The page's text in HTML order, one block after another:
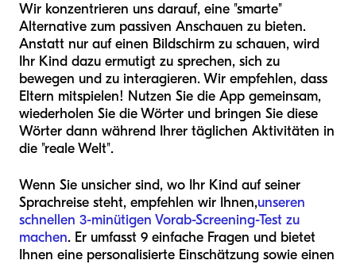
Wir konzentrieren uns darauf, eine "smarte"
Alternative zum passiven Anschauen zu bieten.
Anstatt nur auf einen Bildschirm zu schauen, wird
Ihr Kind dazu ermutigt zu sprechen, sich zu
bewegen und zu interagieren. Wir empfehlen, dass
Eltern mitspielen! Nutzen Sie die App gemeinsam,
wiederholen Sie die Wörter und bringen Sie diese
Wörter dann während Ihrer täglichen Aktivitäten in
die "reale Welt".
Wenn Sie unsicher sind, wo Ihr Kind auf seiner
Sprachreise steht, empfehlen wir Ihnen,unseren
schnellen 3-minütigen Vorab-Screening-Test zu
machen. Er umfasst 9 einfache Fragen und bietet
Ihnen eine personalisierte Einschätzung sowie einen